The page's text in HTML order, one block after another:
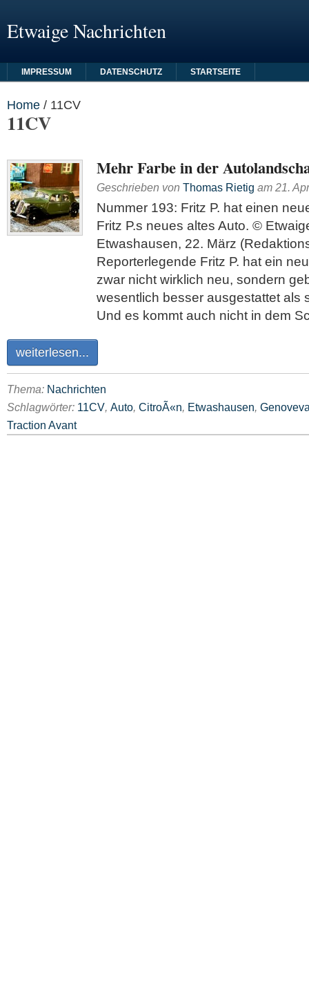
Etwaige Nachrichten
IMPRESSUM DATENSCHUTZ STARTSEITE
Home / 11CV
11CV
Mehr Farbe in der
Geschrieben von Thomas Rietig am 21.
Nummer 193: Fritz P. hat einen
Fritz P.s neues altes Auto. ©
Etwashausen, 22. März
Reporterlegende Fritz P. hat ein
zwar nicht wirklich neu, sondern
wesentlich besser ausgestattet als
Und es kommt auch nicht in dem
weiterlesen...
Thema: Nachrichten
Schlagwörter: 11CV, Auto, CitroÃ«n, Etwashausen,
Traction Avant